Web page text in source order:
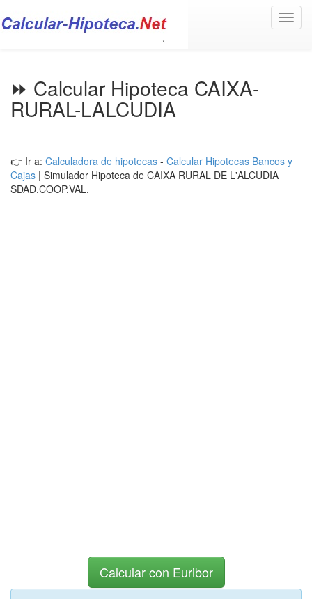
⏩ Calcular Hipoteca CAIXA-
RURAL-LALCUDIA
👉 Ir a: Calculadora de hipotecas - Calcular Hipotecas Bancos y
Cajas | Simulador Hipoteca de CAIXA RURAL DE L'ALCUDIA
SDAD.COOP.VAL.
Calcular con Euribor